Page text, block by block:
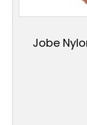
Jobe